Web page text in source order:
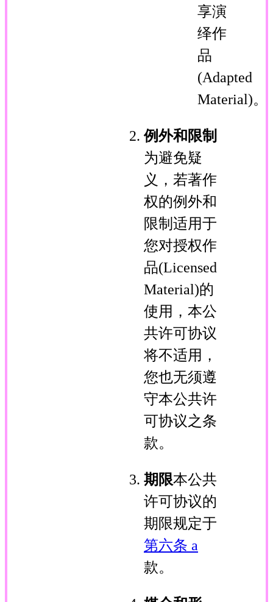
享演
绎作
品
(Adapted
Material)。
例外和限制
为避免疑
义，若著作
权的例外和
限制适用于
您对授权作
品(Licensed
Material)的
使用，本公
共许可协议
将不适用，
您也无须遵
守本公共许
可协议之条
款。
期限本公共
许可协议的
期限规定于
第六条 a
款。